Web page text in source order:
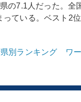
の7.1人だった。全
ている。ベスト2
別ランキング ワ